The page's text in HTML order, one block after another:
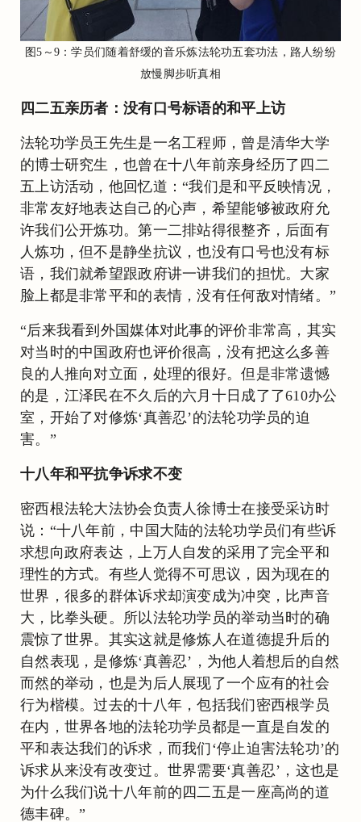
图5～9：学员们随着舒缓的音乐炼法轮功五套功法，路人纷纷
放慢脚步听真相
四二五亲历者：没有口号标语的和平上访
法轮功学员王先生是一名工程师，曾是清华大学
的博士研究生，也曾在十八年前亲身经历了四二
五上访活动，他回忆道：“我们是和平反映情况，
非常友好地表达自己的心声，希望能够被政府允
许我们公开炼功。第一二排站得很整齐，后面有
人炼功，但不是静坐抗议，也没有口号也没有标
语，我们就希望跟政府讲一讲我们的担忧。大家
脸上都是非常平和的表情，没有任何敌对情绪。”
“后来我看到外国媒体对此事的评价非常高，其实
对当时的中国政府也评价很高，没有把这么多善
良的人推向对立面，处理的很好。但是非常遗憾
的是，江泽民在不久后的六月十日成了了610办公
室，开始了对修炼‘真善忍’的法轮功学员的迫
害。”
十八年和平抗争诉求不变
密西根法轮大法协会负责人徐博士在接受采访时
说：“十八年前，中国大陆的法轮功学员们有些诉
求想向政府表达，上万人自发的采用了完全平和
理性的方式。有些人觉得不可思议，因为现在的
世界，很多的群体诉求却演变成为冲突，比声音
大，比拳头硬。所以法轮功学员的举动当时的确
震惊了世界。其实这就是修炼人在道德提升后的
自然表现，是修炼‘真善忍’，为他人着想后的自然
而然的举动，也是为后人展现了一个应有的社会
行为楷模。过去的十八年，包括我们密西根学员
在内，世界各地的法轮功学员都是一直是自发的
平和表达我们的诉求，而我们‘停止迫害法轮功’的
诉求从来没有改变过。世界需要‘真善忍’，这也是
为什么我们说十八年前的四二五是一座高尚的道
德丰碑。”